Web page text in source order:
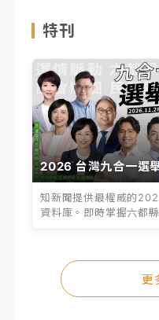
特刊
2026 台灣九合一選
知新聞提供最權威的
資料庫。即時掌握六都
更